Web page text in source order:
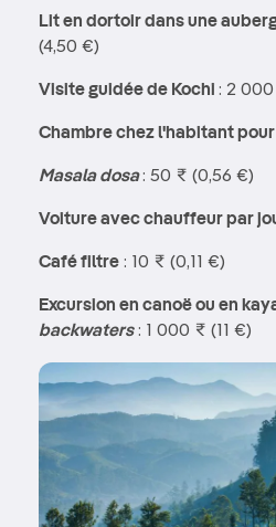
Lit en dortoir dans une
(4,50 €)
Visite guidée de Kochi : 2
Chambre chez l'habitant
Masala dosa: 50 ₹ (0,56 €)
Voiture avec chauffeur par
Café filtre : 10 ₹ (0,11 €)
Excursion en canoë ou en
backwaters: 1 000 ₹ (11 €)
Image